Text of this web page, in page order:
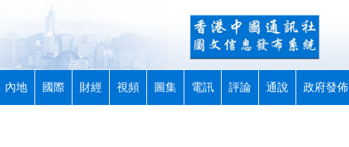
內地 國際 財經 視頻 圖集 電訊 評論 通說 政府發佈